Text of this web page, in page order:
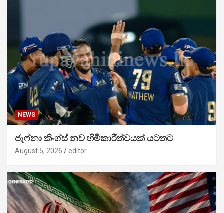
NEWS
ජැෆ්නා කිංග්ස් නව හිමිකාරීත්වයක් යටතට
August 5, 2026 editor